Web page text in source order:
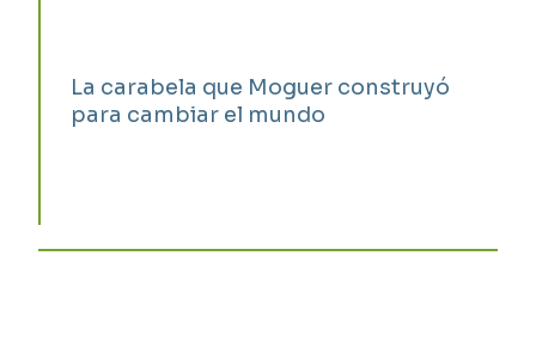
La carabela que Moguer construyó
para cambiar el mundo